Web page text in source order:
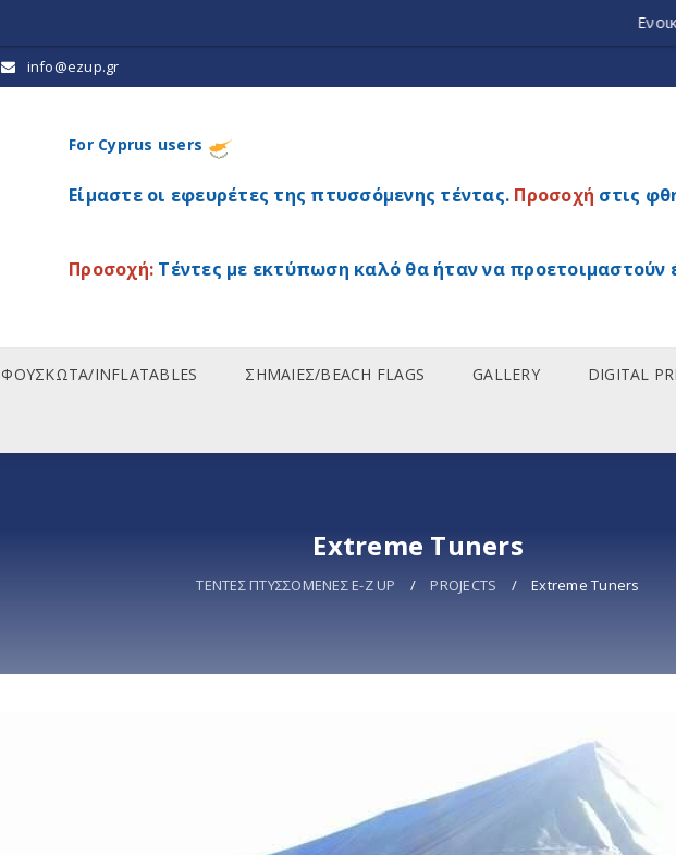
info@ezup.gr
For Cyprus users
Είμαστε οι εφευρέτες της πτυσσόμενης τέντας. Προσοχή στις
Προσοχή: Τέντες με εκτύπωση καλό θα ήταν να προετοιμαστούν
ΦΟΥΣΚΩΤΑ/INFLATABLES ΣΗΜΑΙΕΣ/BEACH FLAGS GALLERY DIGITAL
Extreme Tuners
ΤΕΝΤΕΣ ΠΤΥΣΣΟΜΕΝΕΣ E-Z UP / PROJECTS / Extreme Tuners
Ενοικίαση τεντών